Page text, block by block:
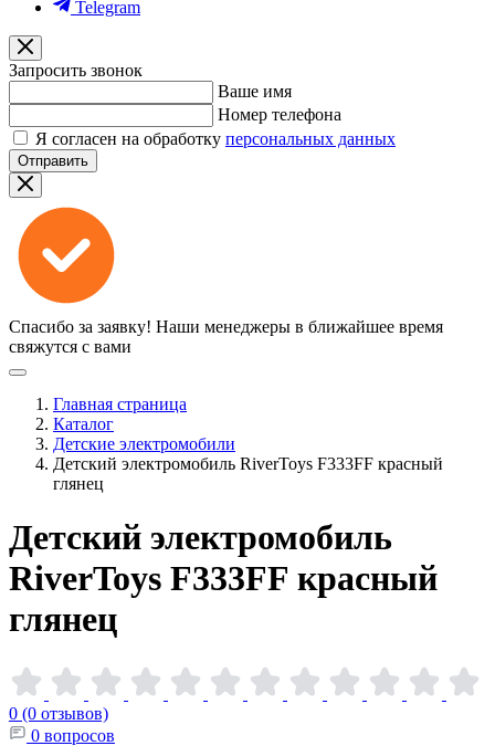
Telegram
Запросить звонок
Ваше имя
Номер телефона
Я согласен на обработку персональных данных
Отправить
Спасибо за заявку! Наши менеджеры в ближайшее время
свяжутся с вами
Главная страница
Каталог
Детские электромобили
Детский электромобиль RiverToys F333FF красный
глянец
Детский электромобиль
RiverToys F333FF красный
глянец
0 (0 отзывов)
0 вопросов